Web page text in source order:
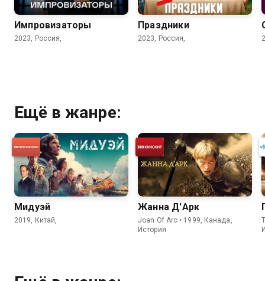
Импровизаторы
2023, Россия,
Праздники
2023, Россия,
Ещё в жанре:
Мидуэй
2019, Китай,
Жанна Д'Арк
Joan Of Arc • 1999, Канада,
История